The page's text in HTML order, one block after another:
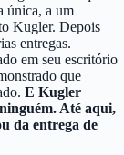
única, a um
Kugler. Depois
entregas.
em seu escritório
que
E Kugler
Até aqui,
da entrega de